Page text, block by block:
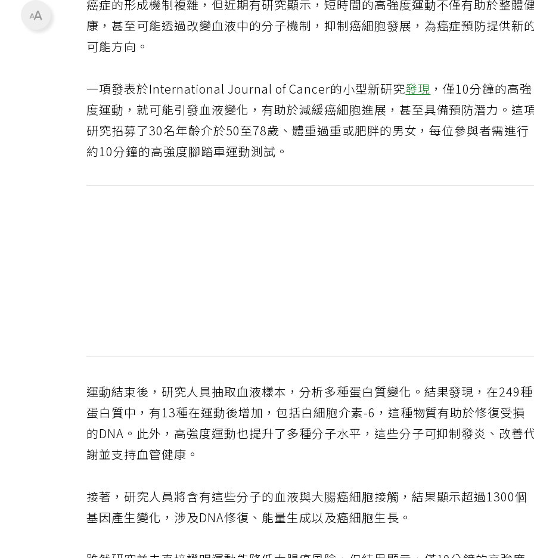
癌症的形成機制複雜，但近期有研究顯示，短時間的高強度運動不僅有助於整體
康，甚至可能透過改變血液中的分子機制，抑制癌細胞發展，為癌症預防提供新
可能方向。
一項發表於International Journal of Cancer的小型新研究發現 ，僅10分鐘的高強
度運動，就可能引發血液變化，有助於減緩癌細胞進展，甚至具備預防潛力。這
研究招募了30名年齡介於50至78歲、體重過重或肥胖的男女，每位參與者需進行
約10分鐘的高強度腳踏車運動測試。
運動結束後，研究人員抽取血液樣本，分析多種蛋白質變化。結果發現，在249種
蛋白質中，有13種在運動後增加，包括白細胞介素-6，這種物質有助於修復受損
的DNA。此外，高強度運動也提升了多種分子水平，這些分子可抑制發炎、改善
謝並支持血管健康。
接著，研究人員將含有這些分子的血液與大腸癌細胞接觸，結果顯示超過1300個
基因產生變化，涉及DNA修復、能量生成以及癌細胞生長。